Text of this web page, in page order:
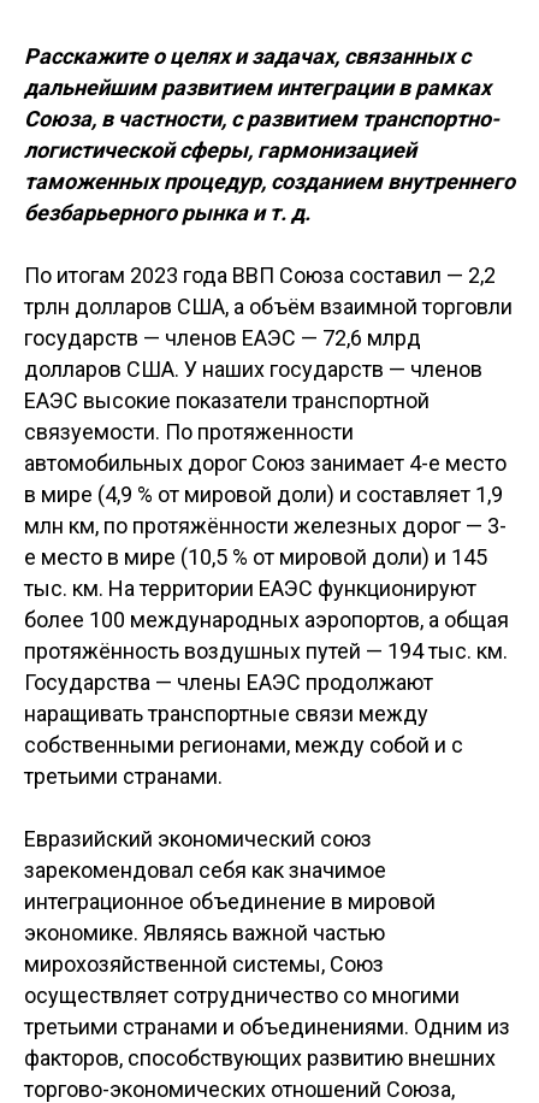
Расскажите о целях и задачах, связанных с
дальнейшим развитием интеграции в рамках
Союза, в частности, с развитием транспортно-
логистической сферы, гармонизацией
таможенных процедур, созданием внутреннего
безбарьерного рынка и т. д.
По итогам 2023 года ВВП Союза составил — 2,2
трлн долларов США, а объём взаимной торговли
государств — членов ЕАЭС — 72,6 млрд
долларов США. У наших государств — членов
ЕАЭС высокие показатели транспортной
связуемости. По протяженности
автомобильных дорог Союз занимает 4-е место
в мире (4,9 % от мировой доли) и составляет 1,9
млн км, по протяжённости железных дорог — 3-
е место в мире (10,5 % от мировой доли) и 145
тыс. км. На территории ЕАЭС функционируют
более 100 международных аэропортов, а общая
протяжённость воздушных путей — 194 тыс. км.
Государства — члены ЕАЭС продолжают
наращивать транспортные связи между
собственными регионами, между собой и с
третьими странами.
Евразийский экономический союз
зарекомендовал себя как значимое
интеграционное объединение в мировой
экономике. Являясь важной частью
мирохозяйственной системы, Союз
осуществляет сотрудничество со многими
третьими странами и объединениями. Одним из
факторов, способствующих развитию внешних
торгово-экономических отношений Союза,